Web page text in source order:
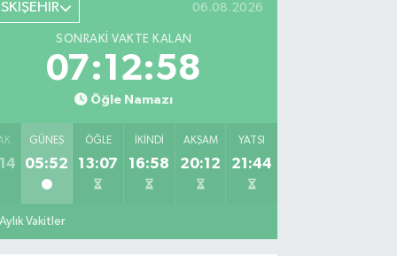
06.08.2026
SONRAKI VAKTE KALAN
07:12:57
Öğle Namazı
GÜNEŞ
05:52
ÖĞLE
13:07
İKINDI
16:58
AKŞAM
20:12
YATSI
21:44
Aylık Vakitler